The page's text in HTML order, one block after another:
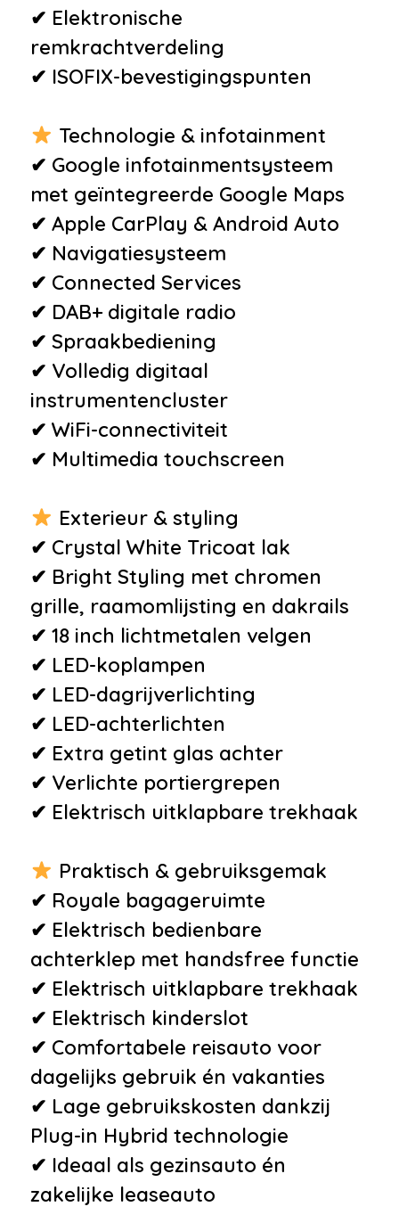
•Airbag(s) gordijn
•Airbag(s) hoofd achter
•Airbag(s) hoofd voor
•Airbag(s) side voor
•Airbag(s) window
•Airbag bestuurder
•Airbag passagier
•Alarm klasse 1(startblokkering)
•Bandenspanningscontrolesysteem
•Derde remlicht
Overige
Achteropkomend verkeer
waarschuwing
Actieve noodgeval assistent
Apple Carplay/Android Auto
•
•BTW te verrekenen
Connected services
Dab
•Elektrisch bedienbare
achterklep met sensorsturing
Extra getint glas achter
Geluidsimulator
Interieurklimaat vooraf
instelbaar
Multimedia scherm standaard
Oplaadmogelijkheid
•
•Rijstrooksensor met correctie
Trekhaak elektrisch bedienbaar
Uitparkeer waarschuwing
•Verstelbare lendesteunen voor
Vervolgbotsing preventie
Volledig digitaal
instrumentenpaneel
•WiFi
Accukoeling
Bluetooth
Centrale vergrendeling met
afstandsbediening
✔ Elektronische
remkrachtverdeling
✔ ISOFIX-bevestigingspunten
Technologie & infotainment
✔ Google infotainmentsysteem
met geïntegreerde Google Maps
✔ Apple CarPlay & Android Auto
✔ Navigatiesysteem
✔ Connected Services
✔ DAB+ digitale radio
✔ Spraakbediening
✔ Volledig digitaal
instrumentencluster
✔ WiFi-connectiviteit
✔ Multimedia touchscreen
Exterieur & styling
✔ Crystal White Tricoat lak
✔ Bright Styling met chromen
grille, raamomlijsting en dakrails
✔ 18 inch lichtmetalen velgen
✔ LED-koplampen
✔ LED-dagrijverlichting
✔ LED-achterlichten
✔ Extra getint glas achter
✔ Verlichte portiergrepen
✔ Elektrisch uitklapbare trekhaak
Praktisch & gebruiksgemak
✔ Royale bagageruimte
✔ Elektrisch bedienbare
achterklep met handsfree functie
✔ Elektrisch uitklapbare trekhaak
✔ Elektrisch kinderslot
✔ Comfortabele reisauto voor
dagelijks gebruik én vakanties
✔ Lage gebruikskosten dankzij
Plug-in Hybrid technologie
✔ Ideaal als gezinsauto én
zakelijke leaseauto